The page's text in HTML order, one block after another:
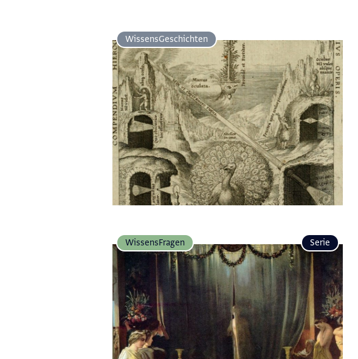
Wissens­Geschichten
Wissens­Fragen Serie